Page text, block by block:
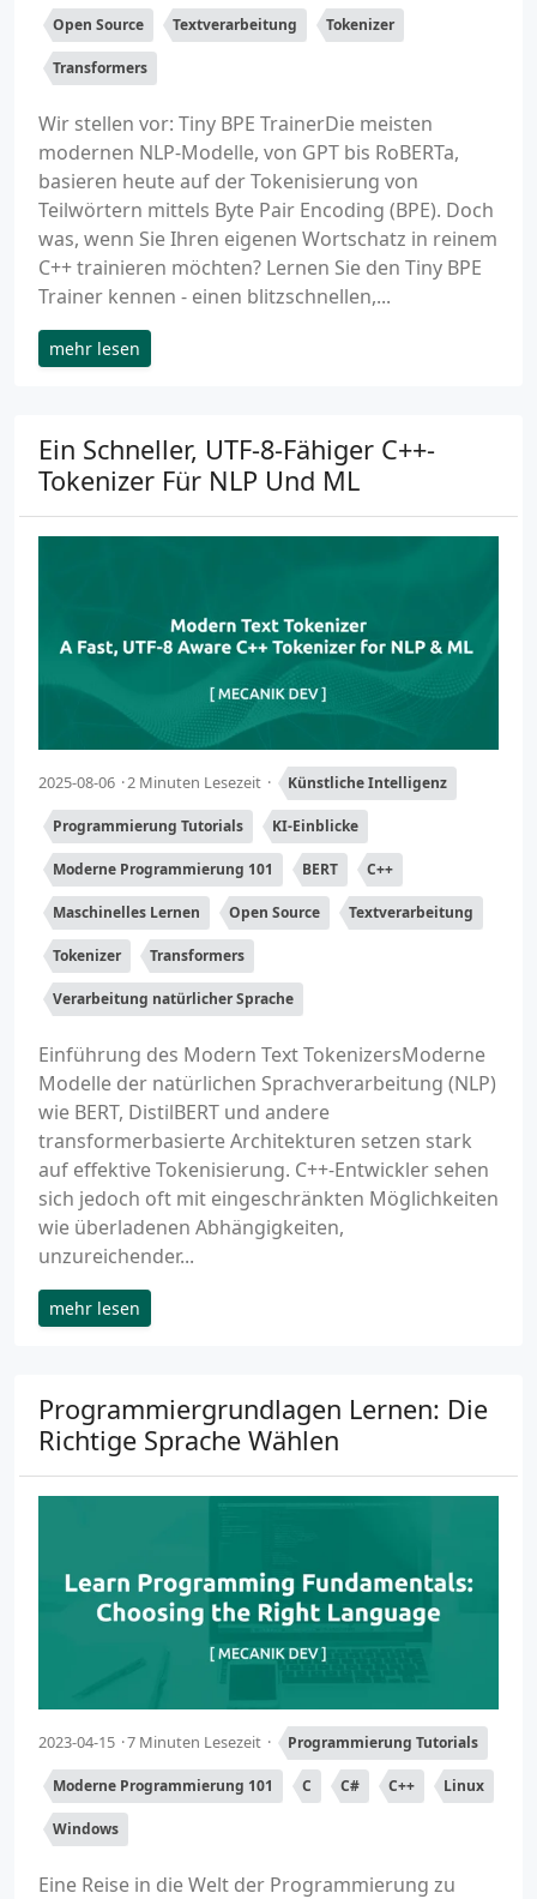
Open Source Textverarbeitung Tokenizer
Transformers
Wir stellen vor: Tiny BPE TrainerDie meisten
modernen NLP-Modelle, von GPT bis RoBERTa,
basieren heute auf der Tokenisierung von
Teilwörtern mittels Byte Pair Encoding (BPE). Doch
was, wenn Sie Ihren eigenen Wortschatz in reinem
C++ trainieren möchten? Lernen Sie den Tiny BPE
Trainer kennen - einen blitzschnellen,...
mehr lesen
Ein Schneller, UTF-8-Fähiger C++-
Tokenizer Für NLP Und ML
2025-08-06 2 Minuten Lesezeit Künstliche Intelligenz
Programmierung Tutorials KI-Einblicke
Moderne Programmierung 101 BERT C++
Maschinelles Lernen Open Source Textverarbeitung
Tokenizer Transformers
Verarbeitung natürlicher Sprache
Einführung des Modern Text TokenizersModerne
Modelle der natürlichen Sprachverarbeitung (NLP)
wie BERT, DistilBERT und andere
transformerbasierte Architekturen setzen stark
auf effektive Tokenisierung. C++-Entwickler sehen
sich jedoch oft mit eingeschränkten Möglichkeiten
wie überladenen Abhängigkeiten,
unzureichender...
mehr lesen
Programmiergrundlagen Lernen: Die
Richtige Sprache Wählen
2023-04-15 7 Minuten Lesezeit Programmierung Tutorials
Moderne Programmierung 101 C C# C++ Linux
Windows
Eine Reise in die Welt der Programmierung zu